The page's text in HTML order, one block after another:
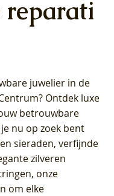
reparati
juwelier in de
? Ontdek luxe
betrouwbare
je nu op zoek bent
sieraden, verfijnde
zilveren
onze
om elke